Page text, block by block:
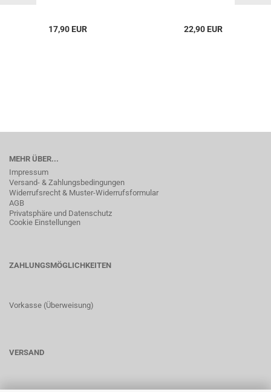
17,90 EUR 22,90 EUR
MEHR ÜBER...
Impressum
Versand- & Zahlungsbedingungen
Widerrufsrecht & Muster-Widerrufsformular
AGB
Privatsphäre und Datenschutz
Cookie Einstellungen
ZAHLUNGSMÖGLICHKEITEN
Vorkasse (Überweisung)
VERSAND